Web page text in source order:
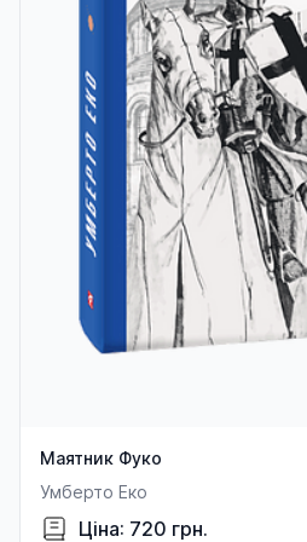
Маятник Фуко
Умберто Еко
Ціна: 720 грн.